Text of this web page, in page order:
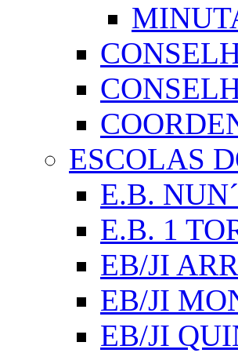
ESCOLAS
E.B.
E.B. 1
EB/JI
EB/JI
EB/JI